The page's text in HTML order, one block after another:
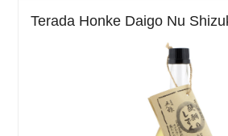
Terada Honke Daigo Nu